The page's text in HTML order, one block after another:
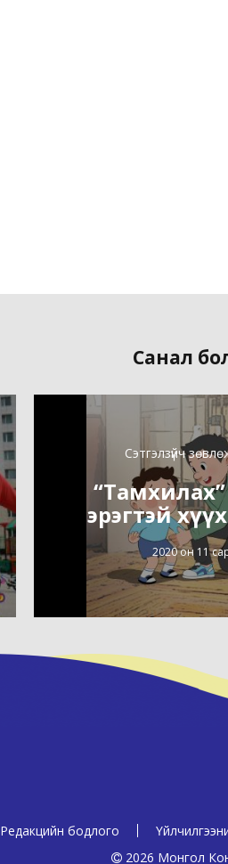
Санал
Сэтгэлзүйч
“Тамхилах”
эрэгтэй
2020 он 11
Редакцийн бодлого
2026 Монгол